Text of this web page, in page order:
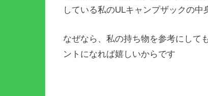
している私のULキャンプザックの中
なぜなら、私の持ち物を参考にして
ントになれば嬉しいからです